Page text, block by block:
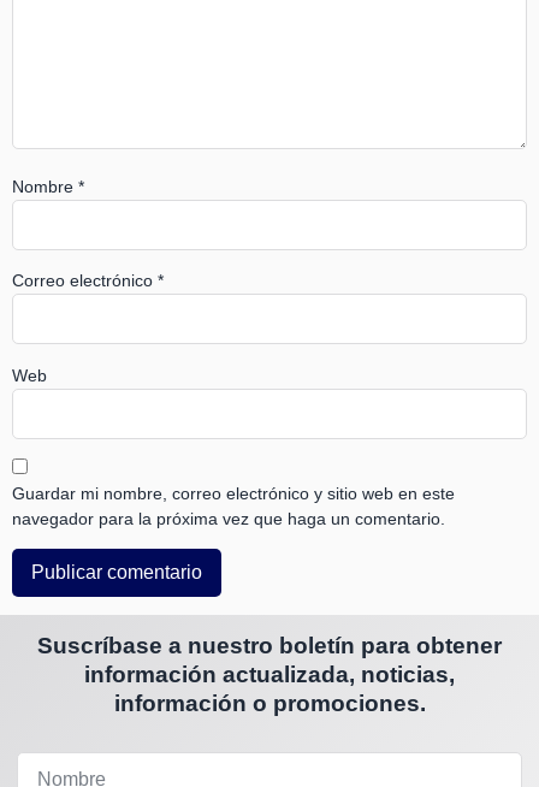
Nombre *
Correo electrónico *
Web
Guardar mi nombre, correo electrónico y sitio web en este
navegador para la próxima vez que haga un comentario.
Suscríbase a nuestro boletín para obtener
información actualizada, noticias,
información o promociones.